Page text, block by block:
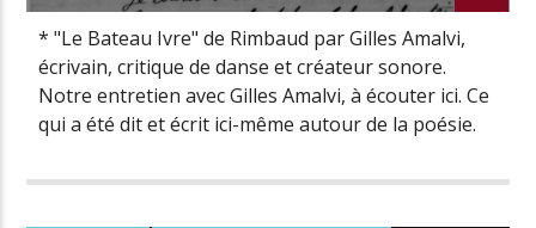
* "Le Bateau Ivre" de Rimbaud par Gilles Amalvi,
écrivain, critique de danse et créateur sonore.
Notre entretien avec Gilles Amalvi, à écouter ici. Ce
qui a été dit et écrit ici-même autour de la poésie.